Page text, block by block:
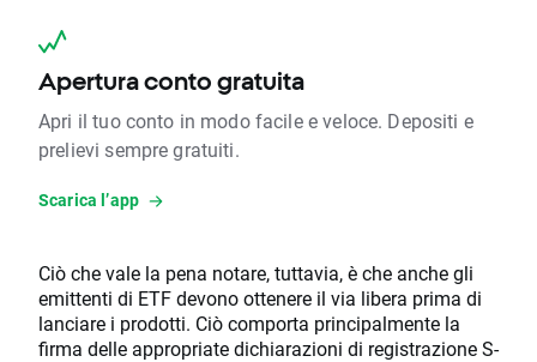
Apertura conto gratuita
Apri il tuo conto in modo facile e veloce. Depositi e
prelievi sempre gratuiti.
Scarica l’app
Ciò che vale la pena notare, tuttavia, è che anche gli
emittenti di ETF devono ottenere il via libera prima di
lanciare i prodotti. Ciò comporta principalmente la
firma delle appropriate dichiarazioni di registrazione S-